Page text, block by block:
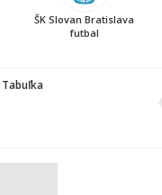
ŠK Slovan Bratislava
futbal
Tabuľka